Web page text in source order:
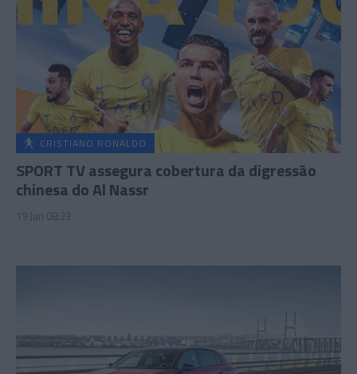
CRISTIANO RONALDO
SPORT TV assegura cobertura da digressão
chinesa do Al Nassr
19 Jan 08:23